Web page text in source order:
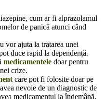
cum ar fi alprazolamul
de panică atunci când
vor ajuta la tratarea unei
duce rapid la dependență.
medicamentele doar pentru
crize.
care pot fi folosite doar pe
nevoie de un diagnostic de
medicamentul la îndemână.